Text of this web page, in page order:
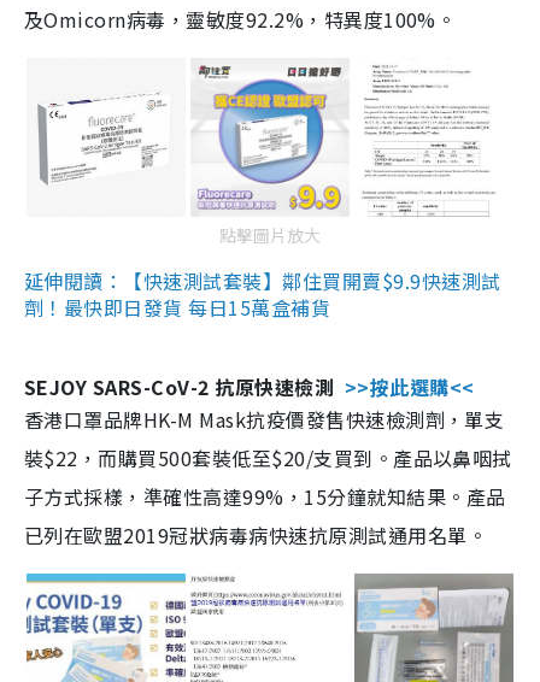
及Omicorn病毒，靈敏度92.2%，特異度100%。
點擊圖片放大
延伸閱讀：【快速測試套裝】鄰住買開賣$9.9快速測試
劑！最快即日發貨 每日15萬盒補貨
SEJOY SARS-CoV-2 抗原快速檢測 >>按此選購<<
香港口罩品牌HK-M Mask抗疫價發售快速檢測劑，單支
裝$22，而購買500套裝低至$20/支買到。產品以鼻咽拭
子方式採樣，準確性高達99%，15分鐘就知結果。產品
已列在歐盟2019冠狀病毒病快速抗原測試通用名單。